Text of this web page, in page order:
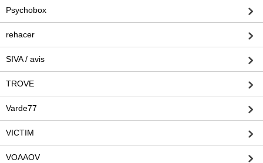
Psychobox
rehacer
SIVA / avis
TROVE
Varde77
VICTIM
VOAAOV